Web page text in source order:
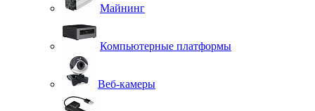
Майнинг
Компьютерные платформы
Веб-камеры